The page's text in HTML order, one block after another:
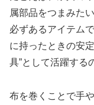
属部品をつまみた
必ずあるアイテム
に持ったときの安
具”として活躍する
布を巻くことで手